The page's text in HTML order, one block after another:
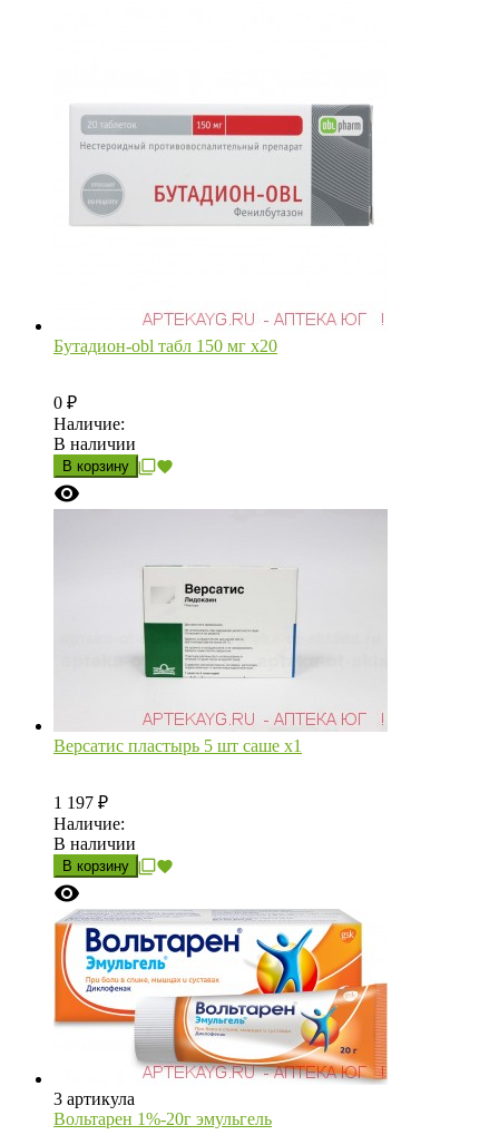
Бутадион-obl табл 150 мг х20
0 ₽
Наличие:
В наличии
В корзину
Версатис пластырь 5 шт саше х1
1 197 ₽
Наличие:
В наличии
В корзину
3 артикула
Вольтарен 1%-20г эмульгель